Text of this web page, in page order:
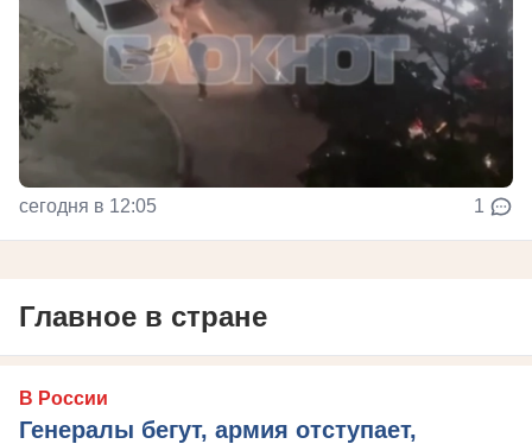
сегодня в 12:05 1
Главное в стране
В России
Генералы бегут, армия отступает,